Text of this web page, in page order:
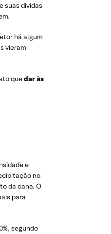
suas dívidas
há algum
vieram
quedar às
e
no
da cana. O
para
segundo